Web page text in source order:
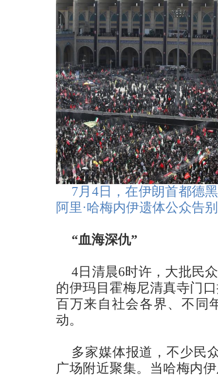
7月4日，在伊朗首都德
阿里·哈梅内伊遗体公众告
“血海深仇”
4日清晨6时许，大批民
的伊玛目霍梅尼清真寺门
百万来自社会各界、不同
动。
多家媒体报道，不少民
广场附近聚集。当哈梅内